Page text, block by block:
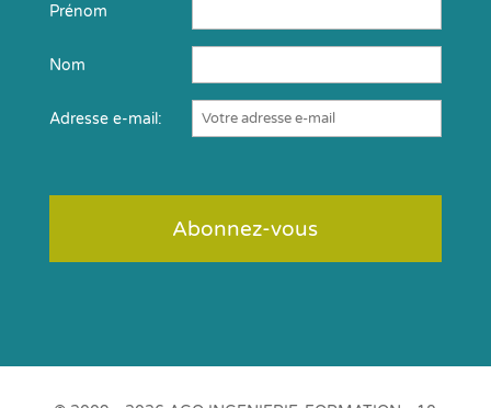
Prénom
Nom
Adresse e-mail: